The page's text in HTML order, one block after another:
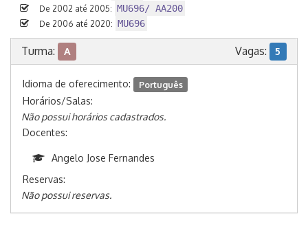
De 2002 até 2005: MU696/ AA200
De 2006 até 2020: MU696
Turma: A Vagas: 5
Idioma de oferecimento: Português
Horários/Salas:
Não possui horários cadastrados.
Docentes:
Angelo Jose Fernandes
Reservas:
Não possui reservas.